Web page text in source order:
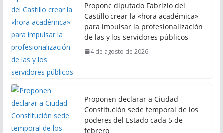
Propone diputado Fabrizio del
Castillo crear la «hora académica»
para impulsar la profesionalización
de las y los servidores públicos
4 de agosto de 2026
Proponen declarar a Ciudad
Constitución sede temporal de los
poderes del Estado cada 5 de
febrero